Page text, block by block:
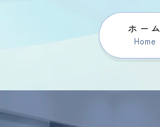
ホーム
Home